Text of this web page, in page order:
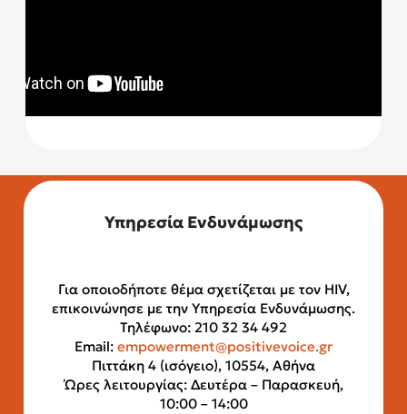
Υπηρεσία Ενδυνάμωσης
Για οποιοδήποτε θέμα σχετίζεται με τον HIV,
επικοινώνησε με την Υπηρεσία Ενδυνάμωσης.
Τηλέφωνο: 210 32 34 492
Email: empowerment@positivevoice.gr
Πιττάκη 4 (ισόγειο), 10554, Αθήνα
Ώρες λειτουργίας: Δευτέρα – Παρασκευή,
10:00 – 14:00